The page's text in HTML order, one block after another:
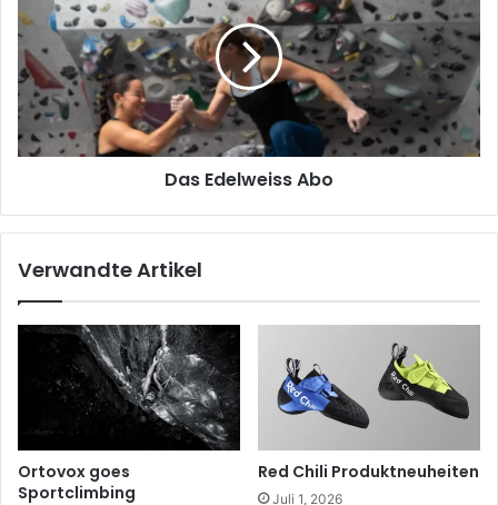
Abo
Das Edelweiss Abo
Verwandte Artikel
Ortovox goes
Sportclimbing
Red Chili Produktneuheiten
Juli 1, 2026